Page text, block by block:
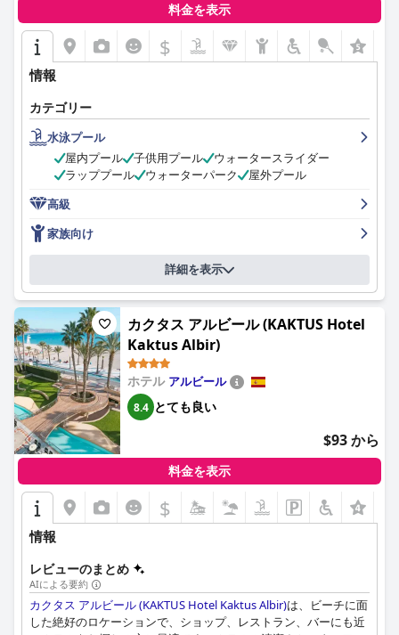
料金を表示
$
情報
カテゴリー
水泳プール
屋内プール
子供用プール
ウォータースライダー
ラッププール
ウォーターパーク
屋外プール
高級
家族向け
詳細を表示
カクタス アルビール (KAKTUS Hotel
Kaktus Albir)
ホテル アルビール
8.4 とても良い
$93 から
料金を表示
$
情報
レビューのまとめ
AIによる要約
カクタス アルビール (KAKTUS Hotel Kaktus Albir)は、ビーチに面
した絶好のロケーションで、ショップ、レストラン、バーにも近